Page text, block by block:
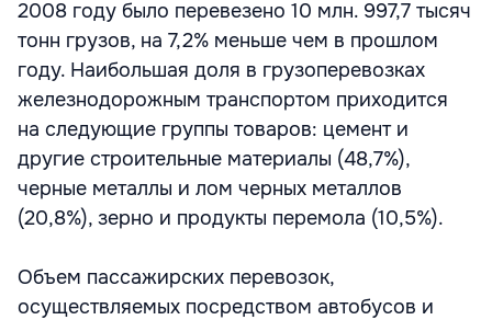
2008 году было перевезено 10 млн. 997,7 тысяч
тонн грузов, на 7,2% меньше чем в прошлом
году. Наибольшая доля в грузоперевозках
железнодорожным транспортом приходится
на следующие группы товаров: цемент и
другие строительные материалы (48,7%),
черные металлы и лом черных металлов
(20,8%), зерно и продукты перемола (10,5%).
Объем пассажирских перевозок,
осуществляемых посредством автобусов и